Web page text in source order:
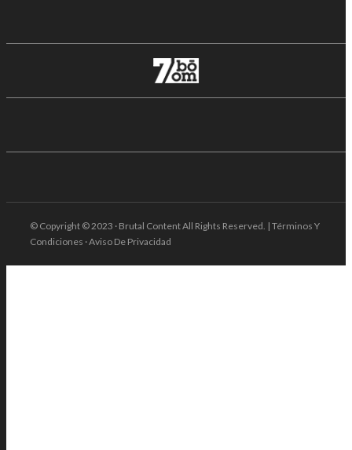
© Copyright © 2023 · Brutal Content All Rights Reserved. | Términos Y
Condiciones · Aviso De Privacidad